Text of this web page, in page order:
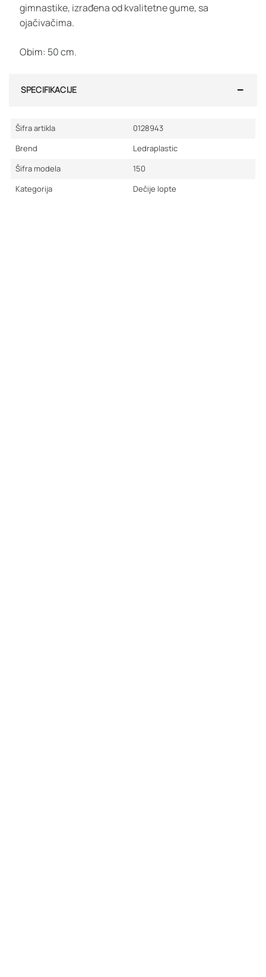
gimnastike, izrađena od kvalitetne gume, sa
ojačivačima.
Obim: 50 cm.
SPECIFIKACIJE
Šifra artikla
0128943
Brend
Ledraplastic
Šifra modela
150
Kategorija
Dečije lopte